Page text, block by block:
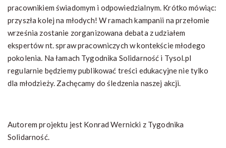
pracownikiem świadomym i odpowiedzialnym. Krótko mówiąc:
przyszła kolej na młodych! W ramach kampanii na przełomie
września zostanie zorganizowana debata z udziałem
ekspertów nt. spraw pracowniczych w kontekście młodego
pokolenia. Na łamach Tygodnika Solidarność i Tysol.pl
regularnie będziemy publikować treści edukacyjne nie tylko
dla młodzieży. Zachęcamy do śledzenia naszej akcji.
Autorem projektu jest Konrad Wernicki z Tygodnika
Solidarność.